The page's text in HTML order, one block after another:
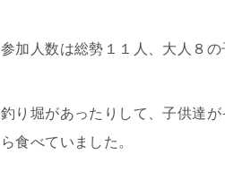
参加人数は総勢１１人、大人８
釣り堀があったりして、子供達
ら食べていました。